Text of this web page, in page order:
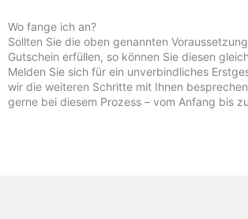
Wo fange ich an?
Sollten Sie die oben genannten
Gutschein erfüllen, so können Sie diesen
Melden Sie sich für ein unverbindliches
wir die weiteren Schritte mit Ihnen
gerne bei diesem Prozess – vom Anfang bis